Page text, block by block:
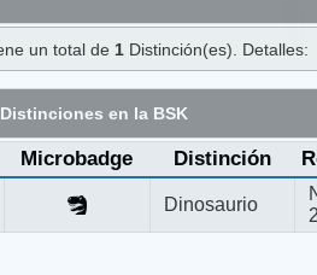
un total de 1 Distinción(es). Detalles:
en la BSK
Microbadge Distinción
Dinosaurio